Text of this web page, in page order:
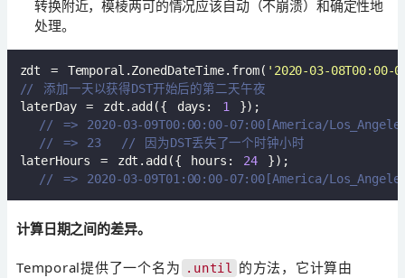
转换附近，模棱两可的情况应该自动（不崩溃）和确定性地
处理。
zdt = Temporal.ZonedDateTime.from( '2020-03-08T00:00-
// 添加一天以获得DST开始后的第二天午夜
laterDay = zdt.add({ days: 1 });
// => 2020-03-09T00:00:00-07:00[America/
// => 23  // 因为DST丢失了一个时钟小时
laterHours = zdt.add({ hours: 24 });
// => 2020-03-09T01:00:00-07:00[America/
计算日期之间的差异。
Temporal提供了一个名为 .until
的方法，它计算由